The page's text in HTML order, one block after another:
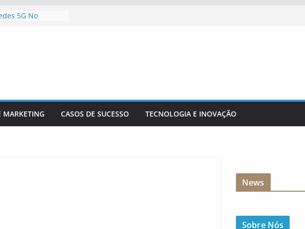
5G No
Futuras
De Dados
MARKETING CASOS DE SUCESSO TECNOLOGIA E INOVAÇÃO
News
Sobre Nós